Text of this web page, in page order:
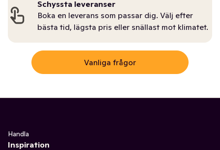
Schyssta leveranser
Boka en leverans som passar dig. Välj efter
bästa tid, lägsta pris eller snällast mot klimatet.
Vanliga frågor
Handla
Inspiration